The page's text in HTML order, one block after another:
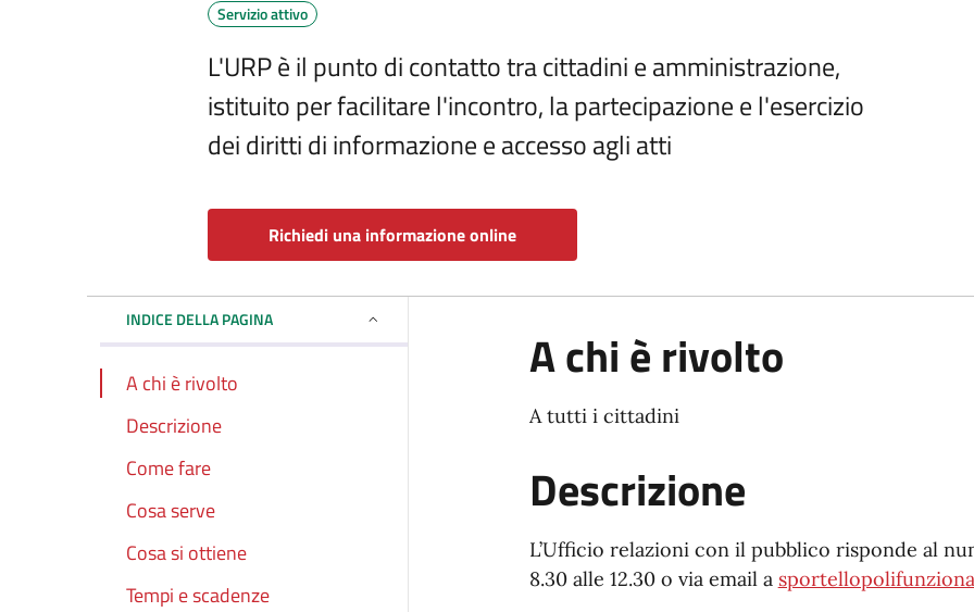
Servizio attivo
L'URP è il punto di contatto tra cittadini e amministrazione,
istituito per facilitare l'incontro, la partecipazione e l'esercizio
dei diritti di informazione e accesso agli atti
Richiedi una informazione online
INDICE DELLA PAGINA
A chi è rivolto
Descrizione
Come fare
Cosa serve
Cosa si ottiene
Tempi e scadenze
A chi è rivolto
A tutti i cittadini
Descrizione
L’Ufficio relazioni con il pubblico risponde al
8.30 alle 12.30 o via email a